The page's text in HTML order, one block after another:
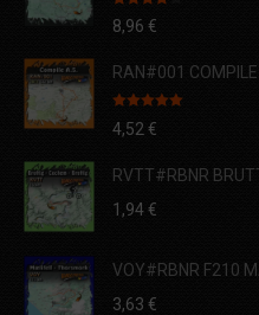
Note 4.00
sur 5
8,96 €
RAN#001 COMPILE
Note 5.00
sur 5
4,52 €
RVTT#RBNR
1,94€
VOY#RBNR F210
3,63 €